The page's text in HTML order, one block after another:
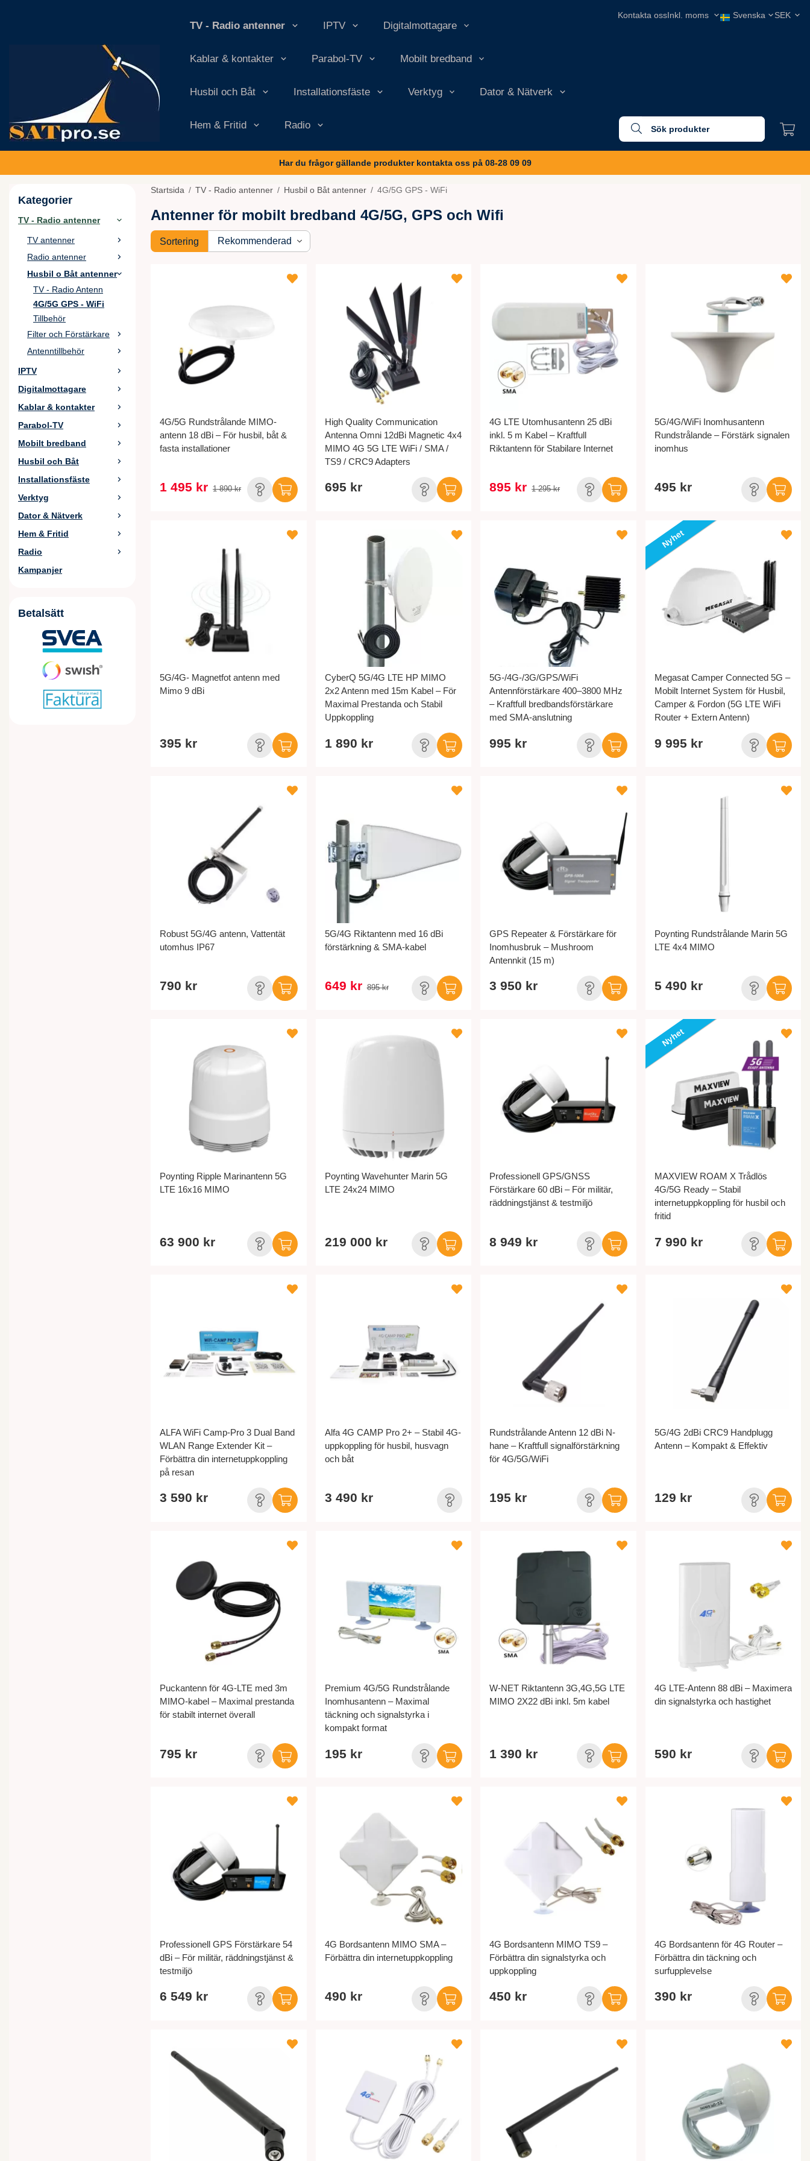
TV - Radio antenner IPTV Digitalmottagare
Kablar & kontakter Parabol-TV Mobilt bredband
Husbil och Båt Installationsfäste Verktyg Dator & Nätverk
Hem & Fritid Radio
Kontakta oss
Har du frågor gällande produkter kontakta oss på 08-28 09 09
Kategorier
TV - Radio antenner
TV antenner
Radio antenner
Husbil o Båt antenner
TV - Radio Antenn
4G/5G GPS - WiFi
Tillbehör
Filter och Förstärkare
Antenntillbehör
IPTV
Digitalmottagare
Kablar & kontakter
Parabol-TV
Mobilt bredband
Husbil och Båt
Installationsfäste
Verktyg
Dator & Nätverk
Hem & Fritid
Radio
Kampanjer
Betalsätt
Startsida / TV - Radio antenner / Husbil o Båt antenner / 4G/5G GPS - WiFi
Antenner för mobilt bredband 4G/5G, GPS och Wifi
Sortering
4G/5G Rundstrålande MIMO-
antenn 18 dBi – För husbil, båt &
fasta installationer
1 495 kr 1 890 kr
High Quality Communication
Antenna Omni 12dBi Magnetic 4x4
MIMO 4G 5G LTE WiFi / SMA /
TS9 / CRC9 Adapters
695 kr
4G LTE Utomhusantenn 25 dBi
inkl. 5 m Kabel – Kraftfull
Riktantenn för Stabilare Internet
895 kr 1 295 kr
5G/4G/WiFi Inomhusantenn
Rundstrålande – Förstärk signalen
inomhus
495 kr
5G/4G- Magnetfot antenn med
Mimo 9 dBi
395 kr
CyberQ 5G/4G LTE HP MIMO
2x2 Antenn med 15m Kabel – För
Maximal Prestanda och Stabil
Uppkoppling
1 890 kr
5G-/4G-/3G/GPS/WiFi
Antennförstärkare 400–3800 MHz
– Kraftfull bredbandsförstärkare
med SMA-anslutning
995 kr
Nyhet
Megasat Camper Connected 5G –
Mobilt Internet System för Husbil,
Camper & Fordon (5G LTE WiFi
Router + Extern Antenn)
9 995 kr
Robust 5G/4G antenn, Vattentät
utomhus IP67
790 kr
5G/4G Riktantenn med 16 dBi
förstärkning & SMA-kabel
649 kr 895 kr
GPS Repeater & Förstärkare för
Inomhusbruk – Mushroom
Antennkit (15 m)
3 950 kr
Poynting Rundstrålande Marin 5G
LTE 4x4 MIMO
5 490 kr
Poynting Ripple Marinantenn 5G
LTE 16x16 MIMO
63 900 kr
Poynting Wavehunter Marin 5G
LTE 24x24 MIMO
219 000 kr
Professionell GPS/GNSS
Förstärkare 60 dBi – För militär,
räddningstjänst & testmiljö
8 949 kr
Nyhet
MAXVIEW ROAM X Trådlös
4G/5G Ready – Stabil
internetuppkoppling för husbil och
fritid
7 990 kr
ALFA WiFi Camp-Pro 3 Dual Band
WLAN Range Extender Kit –
Förbättra din internetuppkoppling
på resan
3 590 kr
Alfa 4G CAMP Pro 2+ – Stabil 4G-
uppkoppling för husbil, husvagn
och båt
3 490 kr
Rundstrålande Antenn 12 dBi N-
hane – Kraftfull signalförstärkning
för 4G/5G/WiFi
195 kr
5G/4G 2dBi CRC9 Handplugg
Antenn – Kompakt & Effektiv
129 kr
Puckantenn för 4G-LTE med 3m
MIMO-kabel – Maximal prestanda
för stabilt internet överall
795 kr
Premium 4G/5G Rundstrålande
Inomhusantenn – Maximal
täckning och signalstyrka i
kompakt format
195 kr
W-NET Riktantenn 3G,4G,5G LTE
MIMO 2X22 dBi inkl. 5m kabel
1 390 kr
4G LTE-Antenn 88 dBi – Maximera
din signalstyrka och hastighet
590 kr
Professionell GPS Förstärkare 54
dBi – För militär, räddningstjänst &
testmiljö
6 549 kr
4G Bordsantenn MIMO SMA –
Förbättra din internetuppkoppling
490 kr
4G Bordsantenn MIMO TS9 –
Förbättra din signalstyrka och
uppkoppling
450 kr
4G Bordsantenn för 4G Router –
Förbättra din täckning och
surfupplevelse
390 kr